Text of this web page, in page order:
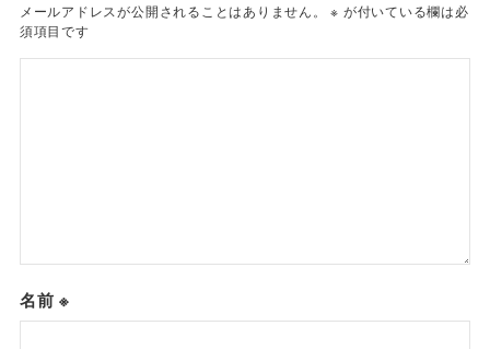
メールアドレスが公開されることはありません。 ※ が付いている欄は必
須項目です
名前※